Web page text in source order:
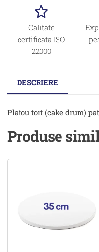
Calitate
certificata ISO
22000
DESCRIERE
Platou tort (cake drum)
Produse